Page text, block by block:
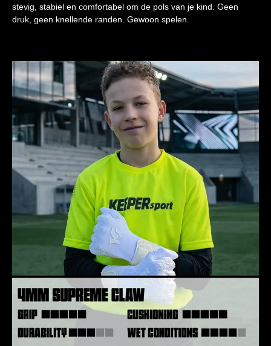
stevig, stabiel en comfortabel om de pols van je kind. Geen
druk, geen knellende randen. Gewoon spelen.